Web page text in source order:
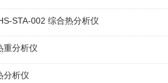
STA-002 综合热分析仪
重分析仪
分析仪